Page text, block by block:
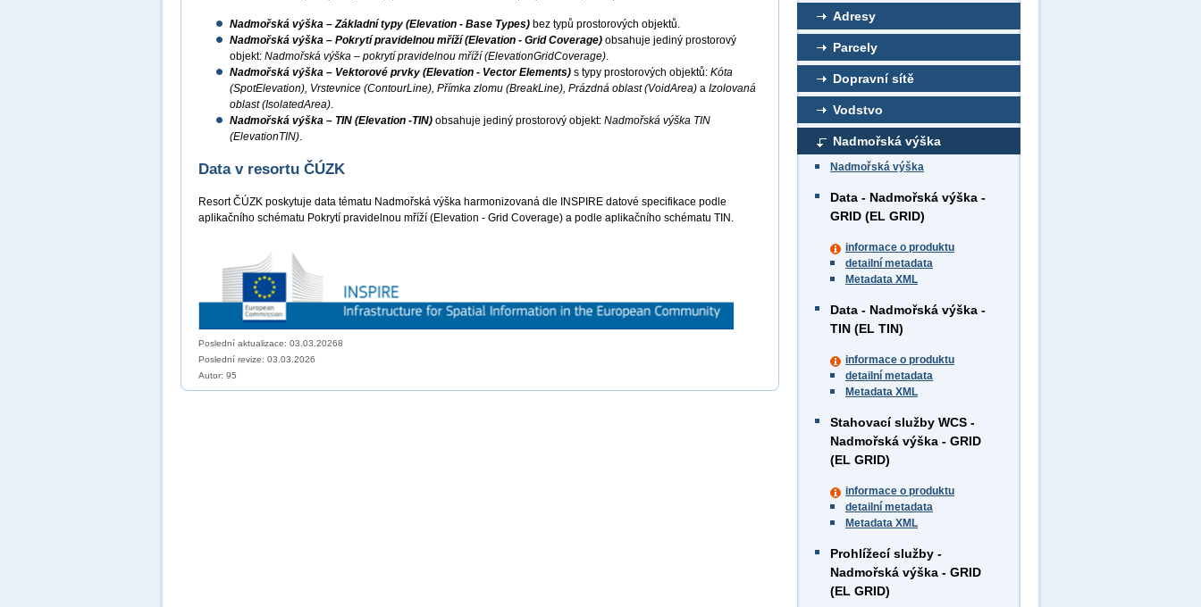
Adresy
Parcely
Dopravní sítě
Vodstvo
Nadmořská výška
Nadmořská výška
Data - Nadmořská výška -
GRID (EL GRID)
informace o produktu
detailní metadata
Metadata XML
Data - Nadmořská výška -
TIN (EL TIN)
informace o produktu
detailní metadata
Metadata XML
Stahovací služby WCS -
Nadmořská výška - GRID
(EL GRID)
informace o produktu
detailní metadata
Metadata XML
Prohlížecí služby -
Nadmořská výška - GRID
(EL GRID)
Nadmořská výška – Základní typy (Elevation - Base Types) bez typů prostorových objektů.
Nadmořská výška – Pokrytí pravidelnou mříží (Elevation - Grid Coverage) obsahuje jediný prostorový
objekt: Nadmořská výška – pokrytí pravidelnou mříží (ElevationGridCoverage).
Nadmořská výška – Vektorové prvky (Elevation - Vector Elements) s typy prostorových objektů: Kóta
(SpotElevation), Vrstevnice (ContourLine), Přímka zlomu (BreakLine), Prázdná oblast (VoidArea) a Izolovaná
oblast (IsolatedArea).
Nadmořská výška – TIN (Elevation -TIN) obsahuje jediný prostorový objekt: Nadmořská výška TIN
(ElevationTIN).
Data v resortu ČÚZK
Resort ČÚZK poskytuje data tématu Nadmořská výška harmonizovaná dle INSPIRE datové specifikace podle
aplikačního schématu Pokrytí pravidelnou mříží (Elevation - Grid Coverage) a podle aplikačního schématu TIN.
Poslední aktualizace: 03.03.20268
Poslední revize: 03.03.2026
Autor: 95